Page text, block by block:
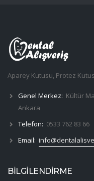
Aparey Kutusu, Protez
Genel Merkez: Kültür
Ankara
Telefon: 0533 762 83 66
Email:
BİLGİLENDİRME